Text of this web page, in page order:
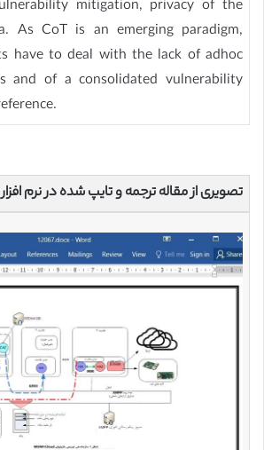
mitigation, privacy of the
As CoT is an emerging paradigm,
have to deal with the lack of adhoc
and of a consolidated vulnerability
تصویری از مقاله ترجمه و تایپ شده در نرم